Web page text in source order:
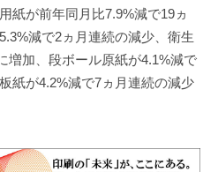
紙が前年同月比7.9%減で19ヵ
減で2ヵ月連続の減少、衛生
増加、段ボール原紙が4.1%減で
紙が4.2%減で7ヵ月連続の減少